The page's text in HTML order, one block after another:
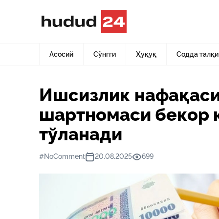
Асосий Сўнгги Ҳуқуқ Содда
Янгиликлар Ишсизлик нафақаси энди фақат
Ишсизлик
шартномаси бекор
тўланади
#NoComment 20.08.2025 699